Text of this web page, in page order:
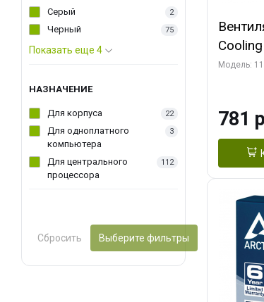
Серый 2
Черный 75
Показать еще 4
НАЗНАЧЕНИЕ
Для корпуса 22
Для одноплатного
компьютера
3
Для центрального
процессора
112
Сбросить Выберите фильтры
Dual Ball
Модель:
781